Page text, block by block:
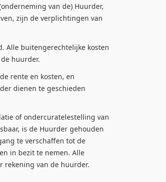
van de) Huurder,
zijn de verplichtingen van
buitengerechtelijke kosten
huurder.
rente en kosten, en
dienen te geschieden
of ondercuratelestelling van
is de Huurder gehouden
te verschaffen tot de
in bezit te nemen. Alle
rekening van de huurder.